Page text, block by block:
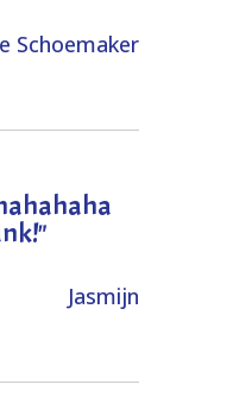
Schoemaker
"
Jasmijn